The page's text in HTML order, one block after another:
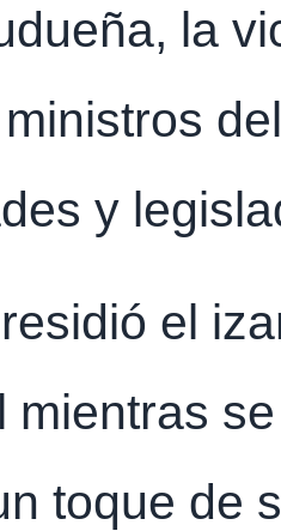
la
y
el
mientras
toque de